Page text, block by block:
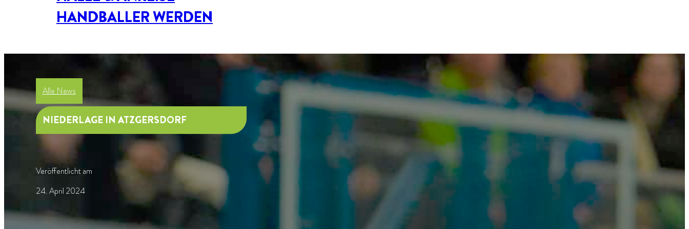
HANDBALLER WERDEN
Alle News
NIEDERLAGE IN ATZGERSDORF
Veröffentlicht am
24. April 2024